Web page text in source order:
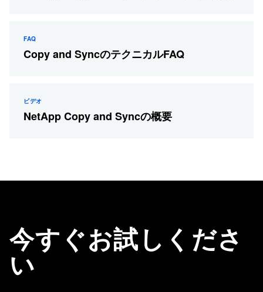
FAQ
Copy and SyncのテクニカルFAQ
ビデオ
NetApp Copy and Syncの概要
今すぐお試しくださ
い